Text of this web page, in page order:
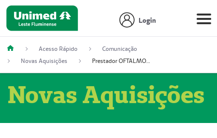
Login
Acesso Rápido
Comunicação
Novas Aquisições
Prestador OFTALMOCLÍNICA SÃO GONÇALO (55004164-2)
Novas Aquisições